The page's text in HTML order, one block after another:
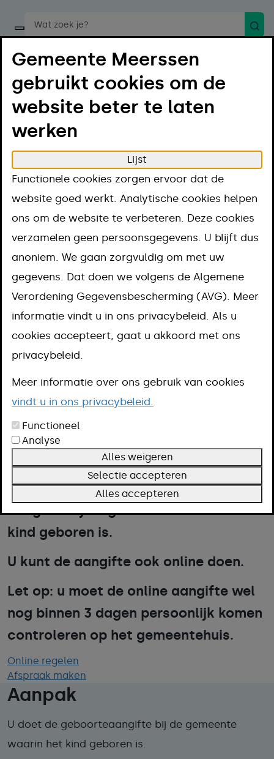
Start een spraakopdracht
Menu
Home Regelen
Geboorte en overlijden
Geboorteaangifte doen
doen
Aanpak
Voorwaarden
Meer informatie
Heeft u een kindje gekregen?
Gefeliciteerd! U moet uiterlijk op de
derde werkdag ná de dag van de
geboorte aangifte doen. U doet de
aangifte bij de gemeente waarin het
kind geboren is.
U kunt de aangifte ook online doen.
Let op: u moet de online aangifte wel
nog binnen 3 dagen persoonlijk komen
controleren op het gemeentehuis.
Online regelen
Afspraak maken
Aanpak
U doet de geboorteaangifte bij de gemeente
waarin het kind geboren is.
Gemeente Meerssen
gebruikt cookies om de
website beter te laten
werken
Lijst
Functionele cookies zorgen ervoor dat de
website goed werkt. Analytische cookies helpen
ons om de website te verbeteren. Deze cookies
verzamelen geen persoonsgegevens. U blijft dus
anoniem. We gaan zorgvuldig om met uw
gegevens. Dat doen we volgens de Algemene
Verordening Gegevensbescherming (AVG). Meer
informatie vindt u in ons privacybeleid. Als u
cookies accepteert, gaat u akkoord met ons
privacybeleid.
Meer informatie over ons gebruik van cookies
vindt u in ons privacybeleid.
Functioneel
Analyse
Alles weigeren
Selectie accepteren
Alles accepteren